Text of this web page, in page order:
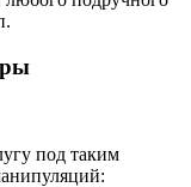
под таким